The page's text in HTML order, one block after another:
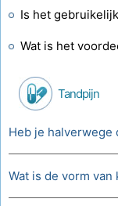
Tandpijn
Heb je halverwege
Wat is de vorm